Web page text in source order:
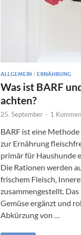
ALLGEMEIN / ERNÄHRUNG
Was ist BARF
achten?
25. September - 1
BARF ist eine Methode
zur Ernährung
primär für Haushunde
Die Rationen werden
frischem Fleisch,
zusammengestellt.
Gemüse ergänzt und
Abkürzung von …